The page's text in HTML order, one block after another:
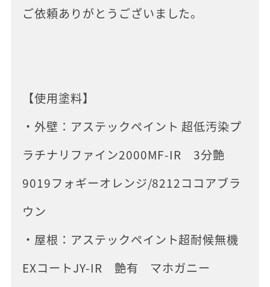
ご依頼ありがとうございました。
【使用塗料】
・外壁：アステックペイント 超低汚染プ
ラチナリファイン2000MF-IR 3分艶
9019フォギーオレンジ/8212ココアブラ
ウン
・屋根：アステックペイント超耐候無機
EXコートJY-IR 艶有 マホガニー